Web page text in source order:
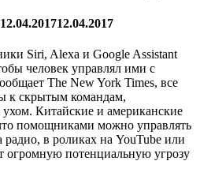
12.04.201712.04.2017
Siri, Alexa и Google Assistant
человек управлял ими с
The New York Times, все
к скрытым командам,
Китайские и американские
помощниками можно управлять
в роликах на YouTube или
огромную потенциальную угрозу